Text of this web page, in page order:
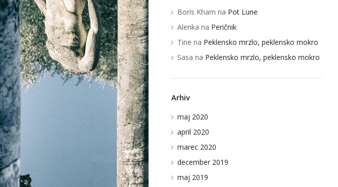
Boris Kham na Pot Lune
Alenka na Peričnik
Tine na Peklensko mrzlo, peklensko mokro
Sasa na Peklensko mrzlo, peklensko mokro
Arhiv
maj 2020
april 2020
marec 2020
december 2019
maj 2019